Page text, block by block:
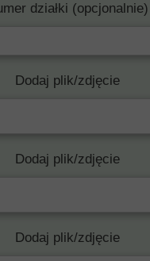
działki (opcjonalnie)
Dodaj plik/zdjęcie
Dodaj plik/zdjęcie
Dodaj plik/zdjęcie